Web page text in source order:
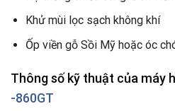
Khử mùi lọc sạch không khí
Ốp viền gỗ Sồi Mỹ hoặc óc
Thông số kỹ thuật của máy
-860GT